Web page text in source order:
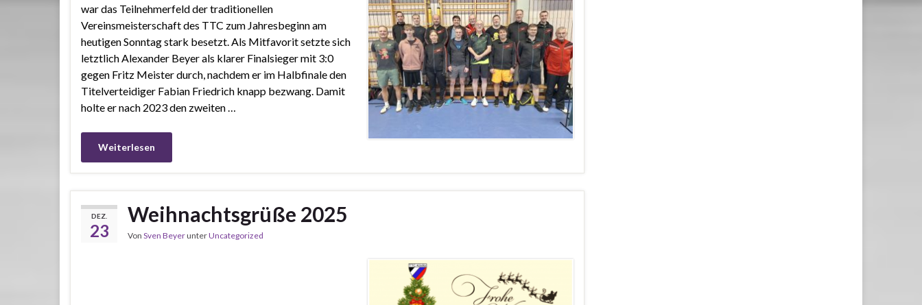
war das Teilnehmerfeld der traditionellen
Vereinsmeisterschaft des TTC zum Jahresbeginn am
heutigen Sonntag stark besetzt. Als Mitfavorit setzte sich
letztlich Alexander Beyer als klarer Finalsieger mit 3:0
gegen Fritz Meister durch, nachdem er im Halbfinale den
Titelverteidiger Fabian Friedrich knapp bezwang. Damit
holte er nach 2023 den zweiten …
Weiterlesen
DEZ.
23
Weihnachtsgrüße 2025
Von Sven BeyerunterUncategorized